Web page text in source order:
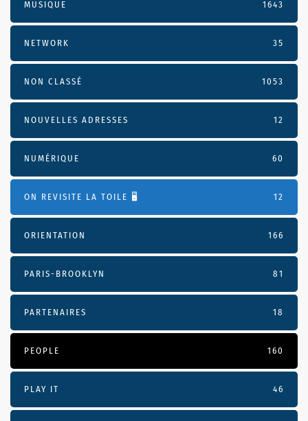
MUSIQUE 1643
NETWORK 35
NON CLASSÉ 1053
NOUVELLES ADRESSES 12
NUMÉRIQUE 60
ON REVISITE LA TOILE 🖥️ 12
ORIENTATION 166
PARIS-BROOKLYN 81
PARTENAIRES 18
PEOPLE 160
PLAY IT 46